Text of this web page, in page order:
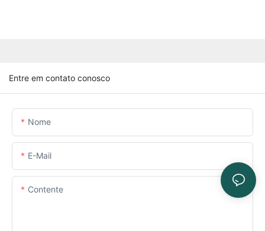
Entre em contato conosco
Nome
E-Mail
Contente